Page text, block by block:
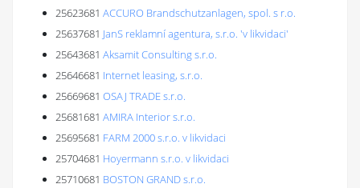
25623681 ACCURO Brandschutzanlagen, spol. s r.o.
25637681 JanS reklamní agentura, s.r.o. 'v likvidaci'
25643681 Aksamit Consulting s.r.o.
25646681 Internet leasing, s.r.o.
25669681 OSAJ TRADE s.r.o.
25681681 AMIRA Interior s.r.o.
25695681 FARM 2000 s.r.o. v likvidaci
25704681 Hoyermann s.r.o. v likvidaci
25710681 BOSTON GRAND s.r.o.